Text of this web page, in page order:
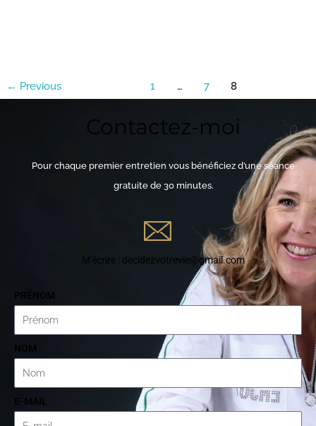
← Previous 1 … 7 8
Contactez-moi
Pour chaque premier entretien vous bénéficiez d’une séance
gratuite de 30 minutes.
M'écrire : decidezvotrevie@gmail.com
PRÉNOM
NOM
E-MAIL